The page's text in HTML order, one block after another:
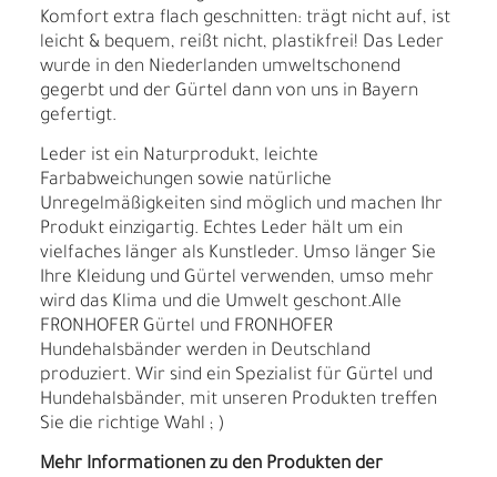
Komfort extra flach geschnitten: trägt nicht auf, ist
leicht & bequem, reißt nicht, plastikfrei! Das Leder
wurde in den Niederlanden umweltschonend
gegerbt und der Gürtel dann von uns in Bayern
gefertigt.
Leder ist ein Naturprodukt, leichte
Farbabweichungen sowie natürliche
Unregelmäßigkeiten sind möglich und machen Ihr
Produkt einzigartig. Echtes Leder hält um ein
vielfaches länger als Kunstleder. Umso länger Sie
Ihre Kleidung und Gürtel verwenden, umso mehr
wird das Klima und die Umwelt geschont.Alle
FRONHOFER Gürtel und FRONHOFER
Hundehalsbänder werden in Deutschland
produziert. Wir sind ein Spezialist für Gürtel und
Hundehalsbänder, mit unseren Produkten treffen
Sie die richtige Wahl ; )
Mehr Informationen zu den Produkten der